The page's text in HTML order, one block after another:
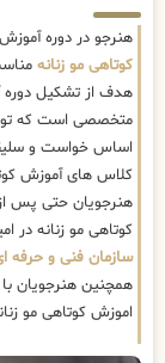
هنرجو در دوره
کوتاهی مو زنانه
هدف از تشکیل دوره
متخصصی است که
اساس خواست و
کلاس های آموزش
هنرجویان حتی پس از
کوتاهی مو زنانه در
سازمان فنی و حرفه
همچنین هنرجویان
اموزش کوتاهی مو